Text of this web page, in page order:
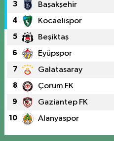
3 Başakşehir
4 Kocaelispor
5 Beşiktaş
6 Eyüpspor
7 Galatasaray
8 Çorum FK
9 Gaziantep FK
10 Alanyaspor